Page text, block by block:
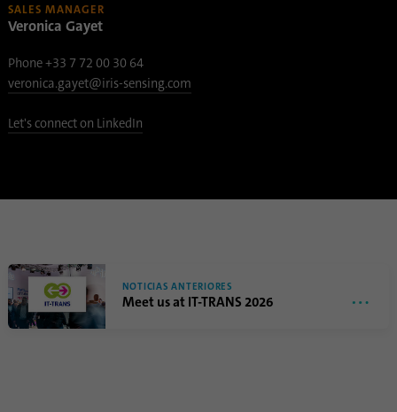
SALES MANAGER
Veronica Gayet
Phone +33 7 72 00 30 64
veronica.gayet@iris-sensing.com
Let's connect on LinkedIn
NOTICIAS ANTERIORES
Meet us at IT-TRANS 2026